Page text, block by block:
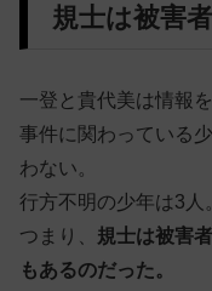
規士は被害
一登と貴代美は情報
事件に関わっている
わない。
行方不明の少年は3人
つまり、 規士は被害
もあるのだった。